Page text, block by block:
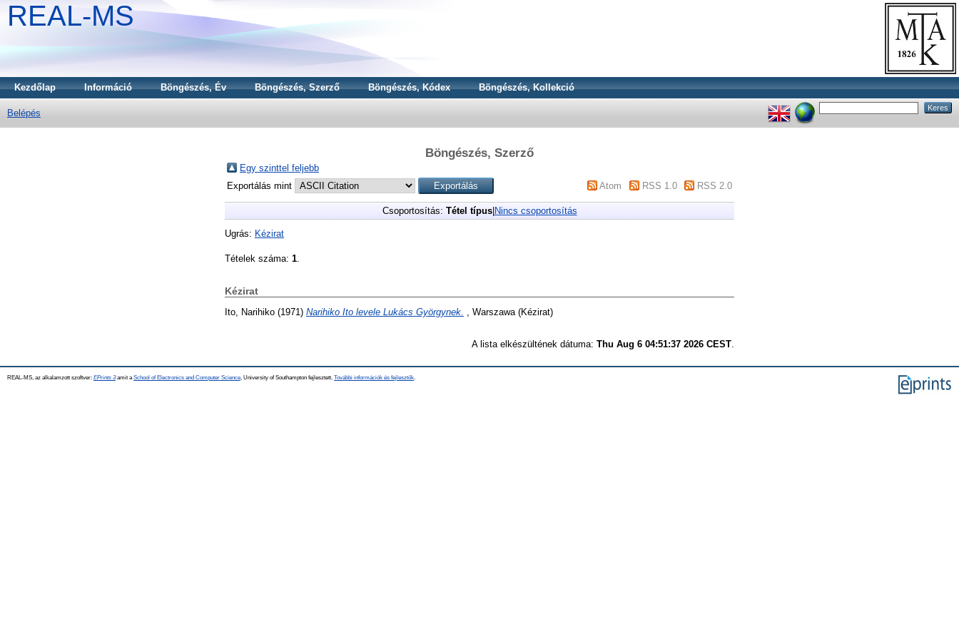
REAL-MS
Kezdőlap Információ Böngészés, Év Böngészés, Szerző Böngészés, Kódex Böngészés, Kollekció
Belépés
Böngészés, Szerző
Egy szinttel feljebb
Exportálás mint
Atom RSS 1.0 RSS 2.0
Csoportosítás: Tétel típus| Nincs csoportosítás
Ugrás: Kézirat
Tételek száma: 1
Kézirat
Ito, Narihiko (1971) Narihiko Ito levele Lukács Györgynek. , Warszawa (Kézirat)
A lista elkészültének dátuma: Thu Aug 6 04:51:37 2026 CEST
REAL-MS, az alkalamzott szoftver: EPrints 3amit a School of Electronics and Computer Science , University of Southampton fejlesztett. További információk és fejlesztők